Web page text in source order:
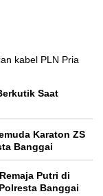
Saat
Karaton ZS
Banggai
Putri di
Banggai